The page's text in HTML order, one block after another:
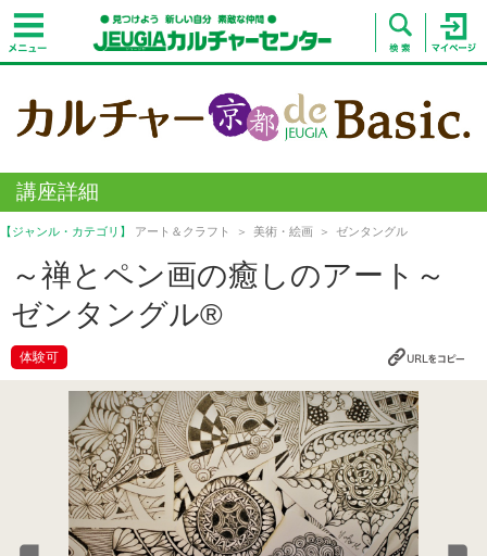
講座詳細
【ジャンル・カテゴリ】 アート＆クラフト 美術・絵画 ゼンタングル
～禅とペン画の癒しのアート～
ゼンタングル®
体験可